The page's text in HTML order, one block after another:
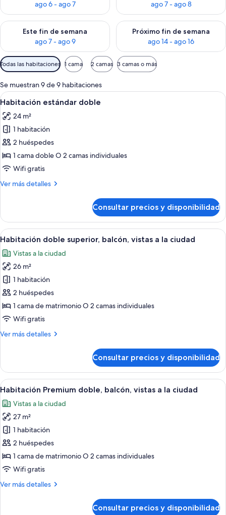
ago 6 - ago 7
ago 7 - ago 8
Este fin de semana
ago 7 - ago 9
Consulta la disponibilidad para este fin de semana, ago 7 -
Próximo fin de semana
ago 14 - ago 16
Consulta la disponibilidad
Filtros
disponibles
para
las
habitaciones
Todas las habitaciones 1 cama 2 camas 3 camas o más
Se muestran 9 de 9 habitaciones
Abrir
todas
las
fotos
de
Habitación
estándar
Un dormitorio moderno con una
8
Habitación estándar doble
24 m²
1 habitación
2 huéspedes
1 cama doble O 2 camas individuales
Wifi gratis
Ver más detalles
Más
estándar
doble
Consultar precios y disponibilidad
Abrir
todas
las
fotos
de
Habitación
doble
superior,
balcón,
vistas
ciudad
Un dormitorio moderno con una
7
Habitación doble superior, balcón, vistas a la ciudad
Vistas a la ciudad
26 m²
1 habitación
2 huéspedes
1 cama de matrimonio O 2 camas individuales
Wifi gratis
Ver más detalles
Más
doble
superior,
balcón,
a
la
ciudad
Consultar precios y disponibilidad
Abrir
todas
las
fotos
de
Habitación
Premium
doble,
balcón,
vistas
Una habitación de hotel con una
7
Habitación Premium doble, balcón, vistas a la ciudad
Vistas a la ciudad
27 m²
1 habitación
2 huéspedes
1 cama de matrimonio O 2 camas individuales
Wifi gratis
Ver más detalles
Más
Consultar precios y disponibilidad